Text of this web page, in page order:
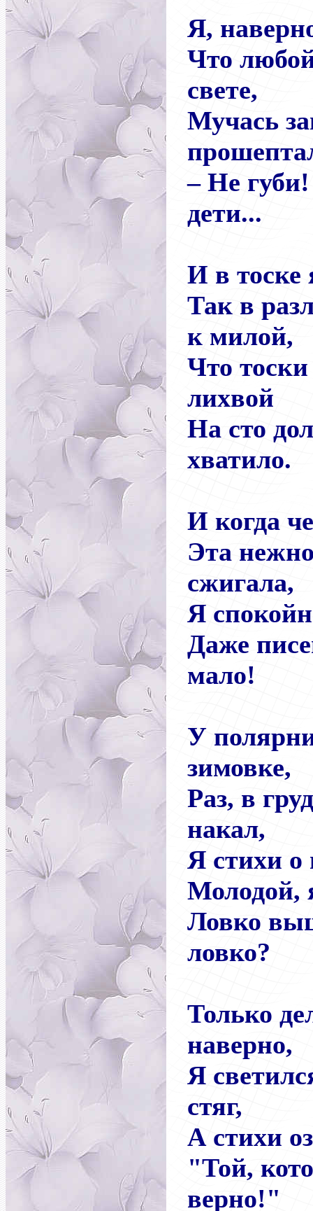
Я,
Что
свете,
Мучась
– Не
дети...
И в тоске
Так в
к милой,
Что
лихвой
На сто
хватило.
И когда
Эта
сжигала,
Я
Даже
мало!
У
зимовке,
Раз, в
накал,
Я стихи о
Молодой,
Ловко
ловко?
Только
наверно,
Я
стяг,
А стихи
"Той,
верно!"